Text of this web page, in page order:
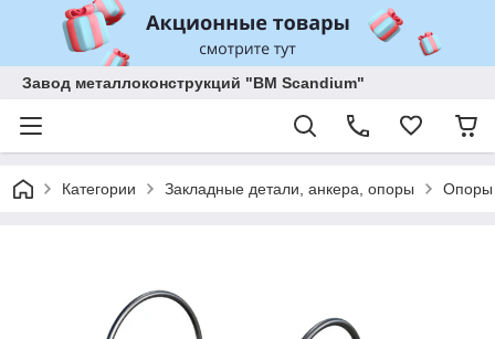
Завод металлоконструкций "BM Scandium"
Категории Закладные детали, анкера, опоры Опоры